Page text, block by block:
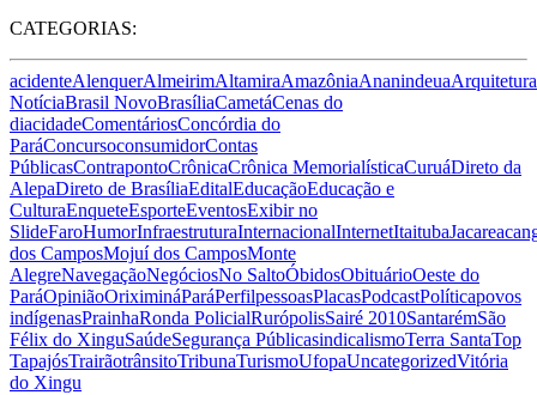
CATEGORIAS:
acidenteAlenquerAlmeirimAltamiraAmazôniaAnanindeuaArquitetura
NotíciaBrasil NovoBrasíliaCametáCenas do
diacidadeComentáriosConcórdia do
ParáConcursoconsumidorContas
PúblicasContrapontoCrônicaCrônica MemorialísticaCuruáDireto da
AlepaDireto de BrasíliaEditalEducaçãoEducação e
CulturaEnqueteEsporteEventosExibir no
SlideFaroHumorInfraestruturaInternacionalInternetItaituba
dos CamposMojuí dos CamposMonte
AlegreNavegaçãoNegóciosNo SaltoÓbidosObituárioOeste do
ParáOpiniãoOriximináParáPerfilpessoasPlacasPodcastPolíticapovos
indígenasPrainhaRonda PolicialRurópolisSairé 2010SantarémSão
Félix do XinguSaúdeSegurança PúblicasindicalismoTerra SantaTop
TapajósTrairãotrânsitoTribunaTurismoUfopaUncategorizedVitória
do Xingu